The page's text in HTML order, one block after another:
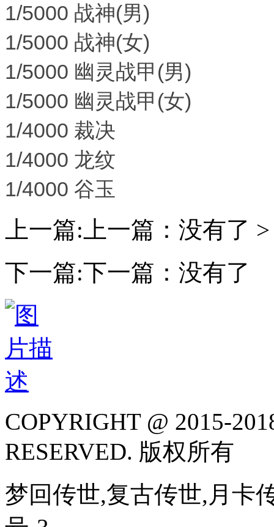
1/5000 战神(男)
1/5000 战神(女)
1/5000 幽灵战甲(男)
1/5000 幽灵战甲(女)
1/4000 裁决
1/4000 龙纹
1/4000 谷玉
上一篇:上一篇：没有了 >
下一篇:下一篇：没有了
COPYRIGHT @ 2015-
RESERVED. 版权所有
梦回传世,复古传世,月卡